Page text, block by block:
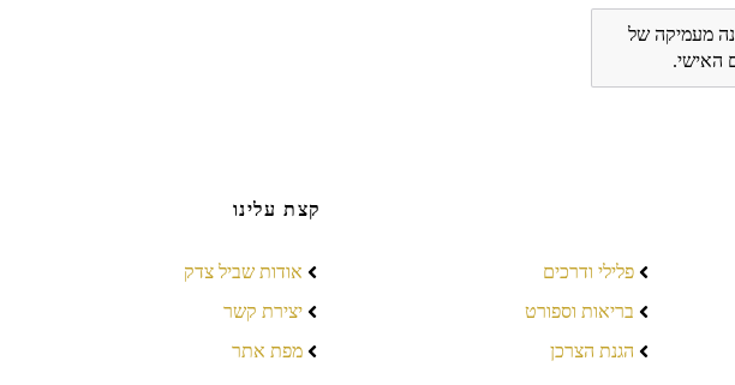
מעמיקה של
האישי.
פלילי ודרכים
בריאות וספורט
הגנת הצרכן
קצת עלינו
אודות שביל צדק
יצירת קשר
מפת אתר